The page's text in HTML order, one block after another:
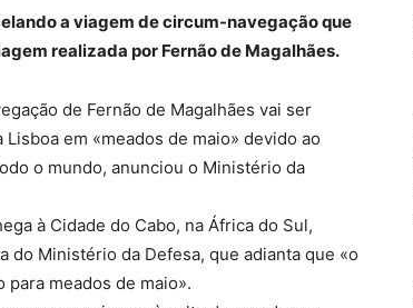
a viagem de circum-navegação que
realizada por Fernão de Magalhães.
de Fernão de Magalhães vai ser
em «meados de maio» devido ao
o mundo, anunciou o Ministério da
à Cidade do Cabo, na África do Sul,
do Ministério da Defesa, que adianta que «o
para meados de maio».